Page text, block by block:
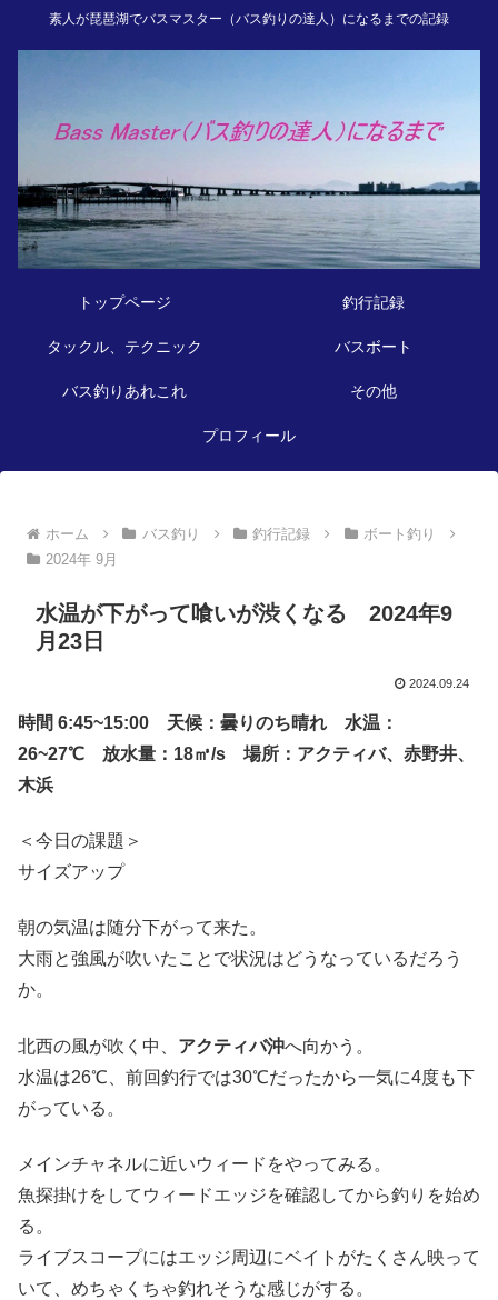
素人が琵琶湖でバスマスター（バス釣りの達人）になるまでの記録
トップページ 釣行記録
タックル、テクニック バスボート
バス釣りあれこれ その他
プロフィール
ホーム バス釣り 釣行記録
ボート釣り
2024年 9月
水温が下がって喰いが渋くなる 2024年9
月23日
2024.09.24
時間 6:45~15:00 天候：曇りのち晴れ 水温：
26~27℃ 放水量：18㎥/s 場所：アクティバ、赤野井、
木浜
＜今日の課題＞
サイズアップ
朝の気温は随分下がって来た。
大雨と強風が吹いたことで状況はどうなっているだろう
か。
北西の風が吹く中、 アクティバ沖へ向かう。
水温は26℃、前回釣行では30℃だったから一気に4度も下
がっている。
メインチャネルに近いウィードをやってみる。
魚探掛けをしてウィードエッジを確認してから釣りを始め
る。
ライブスコープにはエッジ周辺にベイトがたくさん映って
いて、めちゃくちゃ釣れそうな感じがする。